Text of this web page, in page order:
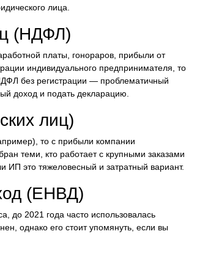
лица.
(НДФЛ)
платы, гонораров, прибыли от
индивидуального предпринимателя, то
без регистрации — проблематичный
доход и подать декларацию.
лиц)
то с прибыли компании
теми, кто работает с крупными заказами
ИП это тяжеловесный и затратный вариант.
(ЕНВД)
до 2021 года часто использовалась
однако его стоит упомянуть, если вы